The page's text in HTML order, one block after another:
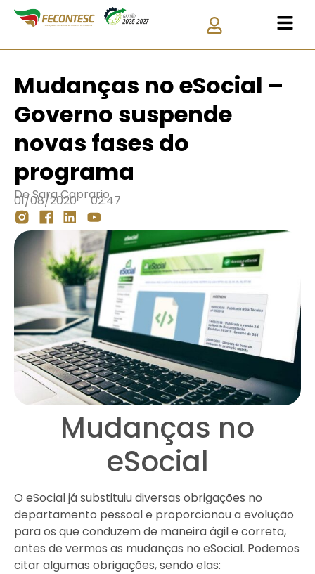
Mudanças no eSocial –
Governo suspende
novas fases do
programa
DeSara Caprario
01/08/2020 02:47
Mudanças no
eSocial
O eSocial já substituiu diversas obrigações no
departamento pessoal e proporcionou a evolução
para os que conduzem de maneira ágil e correta,
antes de vermos as mudanças no eSocial. Podemos
citar algumas obrigações, sendo elas: